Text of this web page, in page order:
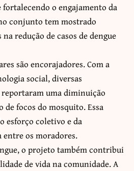
o engajamento da
conjunto tem mostrado
redução de casos de dengue
são encorajadores. Com a
social, diversas
uma diminuição
focos do mosquito. Essa
esforço coletivo e da
entre os moradores.
o projeto também contribui
de vida na comunidade. A